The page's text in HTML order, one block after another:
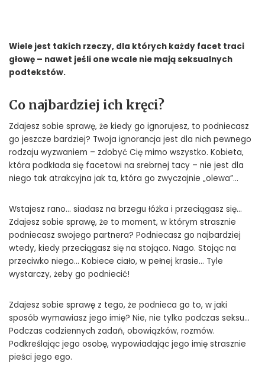
Wiele jest takich rzeczy, dla których każdy facet traci
głowę – nawet jeśli one wcale nie mają seksualnych
podtekstów.
Co najbardziej ich kręci?
Zdajesz sobie sprawę, że kiedy go ignorujesz, to podniecasz
go jeszcze bardziej? Twoja ignorancja jest dla nich pewnego
rodzaju wyzwaniem – zdobyć Cię mimo wszystko. Kobieta,
która podkłada się facetowi na srebrnej tacy – nie jest dla
niego tak atrakcyjna jak ta, która go zwyczajnie „olewa”…
Wstajesz rano… siadasz na brzegu łóżka i przeciągasz się…
Zdajesz sobie sprawę, że to moment, w którym strasznie
podniecasz swojego partnera? Podniecasz go najbardziej
wtedy, kiedy przeciągasz się na stojąco. Nago. Stojąc na
przeciwko niego… Kobiece ciało, w pełnej krasie… Tyle
wystarczy, żeby go podniecić!
Zdajesz sobie sprawę z tego, że podnieca go to, w jaki
sposób wymawiasz jego imię? Nie, nie tylko podczas seksu…
Podczas codziennych zadań, obowiązków, rozmów.
Podkreślając jego osobę, wypowiadając jego imię strasznie
pieści jego ego.